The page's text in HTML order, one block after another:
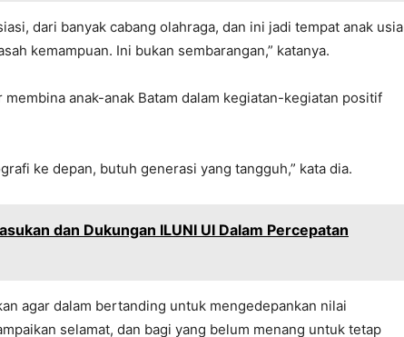
dari banyak cabang olahraga, dan ini jadi tempat anak usia
kemampuan. Ini bukan sembarangan,” katanya.
anak-anak Batam dalam kegiatan-kegiatan positif
ke depan, butuh generasi yang tangguh,” kata dia.
dan Dukungan ILUNI UI Dalam Percepatan
agar dalam bertanding untuk mengedepankan nilai
selamat, dan bagi yang belum menang untuk tetap